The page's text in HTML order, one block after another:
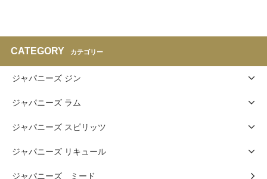
CATEGORY カテゴリー
ジャパニーズ ジン
ジャパニーズ ラム
ジャパニーズ スピリッツ
ジャパニーズ リキュール
ジャパニーズ ミード